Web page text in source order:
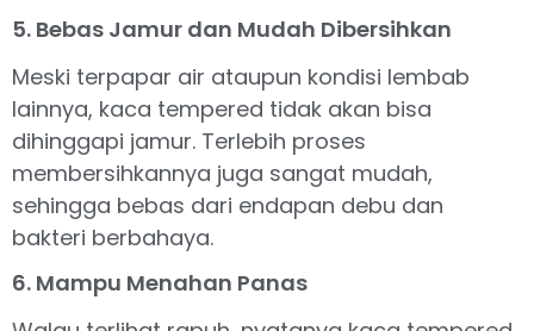
5. Bebas Jamur dan Mudah Dibersihkan
Meski terpapar air ataupun kondisi lembab
lainnya, kaca tempered tidak akan bisa
dihinggapi jamur. Terlebih proses
membersihkannya juga sangat mudah,
sehingga bebas dari endapan debu dan
bakteri berbahaya.
6. Mampu Menahan Panas